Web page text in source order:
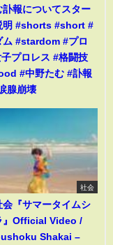
訃報についてスター
明 #shorts #short #
ム #stardom #プロ
子プロレス #格闘技
#中野たむ #訃報
腺崩壊
社会
会『サマータイムシ
』Official Video /
Shakai –